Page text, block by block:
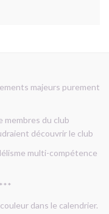
majeurs purement
membres du club
découvrir le club
multi-compétence
dans le calendrier.